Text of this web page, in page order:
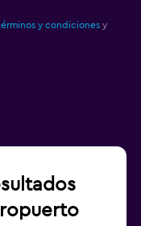
y condiciones y